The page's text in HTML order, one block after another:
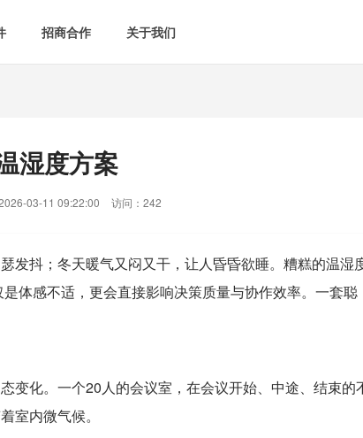
方案 
 智慧场景建设
[list:subtitle]
招商合作 关于我们
湿度方案
03-11 09:22:00 访问：242
发抖；冬天暖气又闷又干，让人昏昏欲睡。糟糕的温湿
体感不适，更会直接影响决策质量与协作效率。一套聪
变化。一个20人的会议室，在会议开始、中途、结束的
室内微气候。